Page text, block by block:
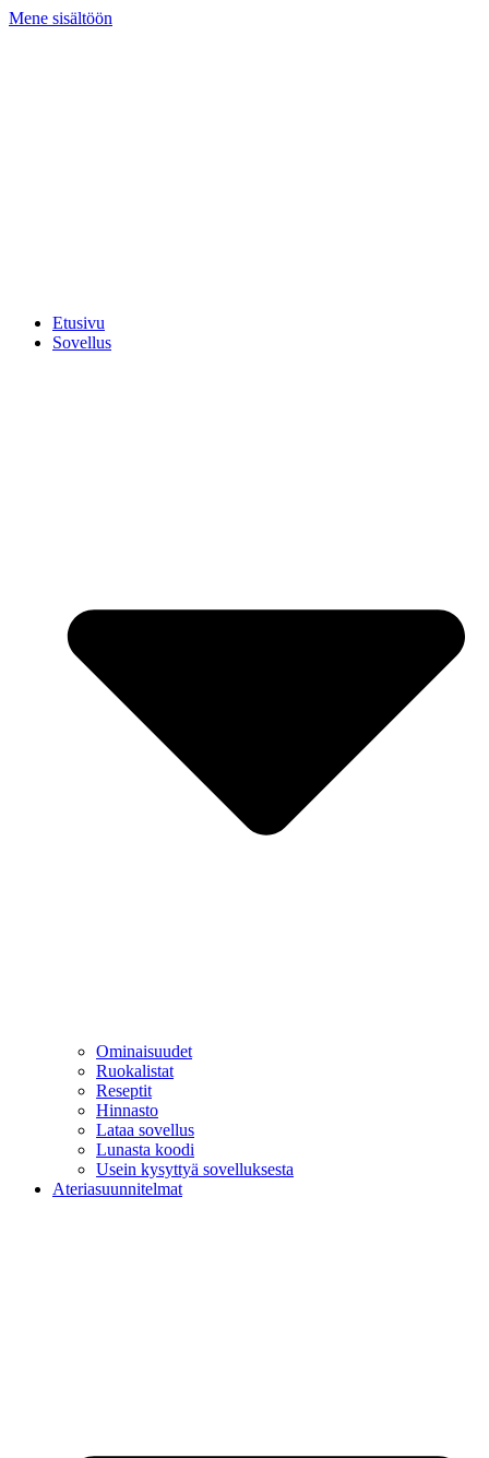
Mene sisältöön
Etusivu
Sovellus
Ominaisuudet
Ruokalistat
Reseptit
Hinnasto
Lataa sovellus
Lunasta koodi
Usein kysyttyä sovelluksesta
Ateriasuunnitelmat